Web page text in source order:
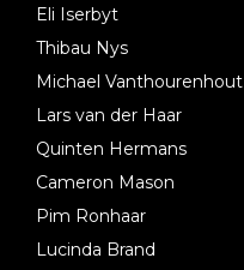
Eli Iserbyt
Thibau Nys
Michael Vanthourenhout
Lars van der Haar
Quinten Hermans
Cameron Mason
Pim Ronhaar
Lucinda Brand